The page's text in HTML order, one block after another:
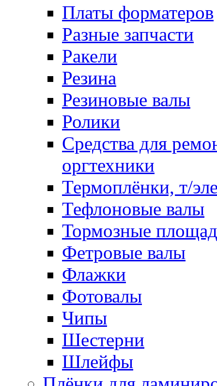
Платы форматеров
Разные запчасти
Ракели
Резина
Резиновые валы
Ролики
Средства для
оргтехники
Термоплёнки, т/
Тефлоновые валы
Тормозные
Фетровые валы
Флажки
Фотовалы
Чипы
Шестерни
Шлейфы